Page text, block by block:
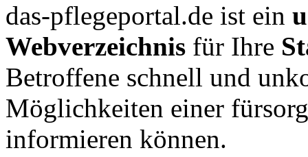
das-pflegeportal.de ist ein
Webverzeichnis für Ihre
Betroffene schnell und
Möglichkeiten einer
informieren können.